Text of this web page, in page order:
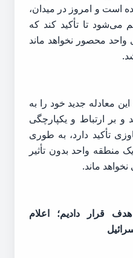
است و امروز در میدان،
می‌شود تا تأکید کند که
محصور نخواهد ماند
معادله جدید خود را به
بر ارتباط و یکپارچگی
تأکید دارد، به طوری
منطقه واحد بدون تأثیر
ماند.
قرار دادیم؛ اعلام